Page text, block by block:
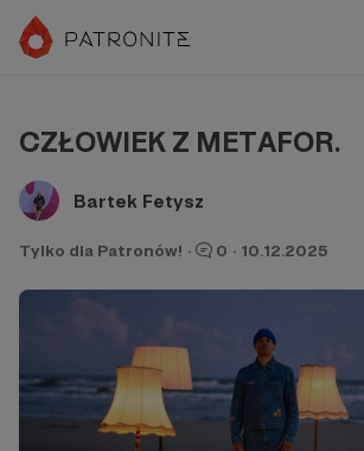
CZŁOWIEK Z METAFOR.
Bartek Fetysz
Tylko dla Patronów! · 0 · 10.12.2025